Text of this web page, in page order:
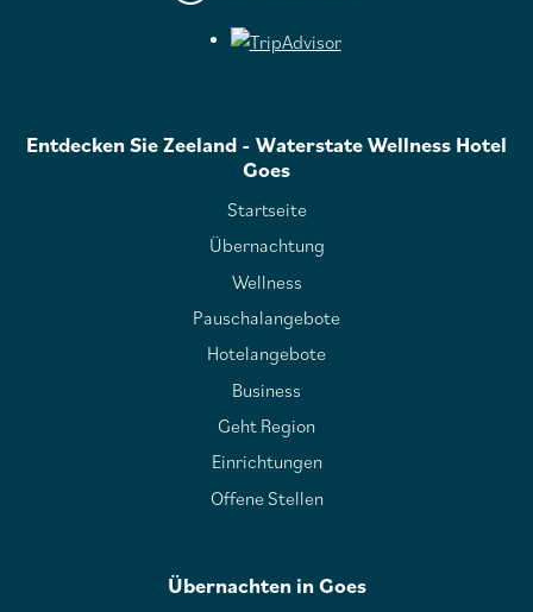
Entdecken Sie Zeeland - Waterstate Wellness Hotel
Goes
Startseite
Übernachtung
Wellness
Pauschalangebote
Hotelangebote
Business
Geht Region
Einrichtungen
Offene Stellen
Übernachten in Goes